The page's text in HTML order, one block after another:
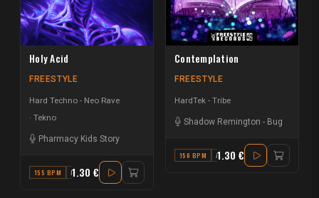
Holy Acid
FREESTYLE
Hard Techno - Neo Rave
Tekno
Pharmacy Kids Story
155 BPM F1.30 €
Contemplation
FREESTYLE
HardTek - Tribe
Shadow Remington - Bug
150 BPM A1.30 €